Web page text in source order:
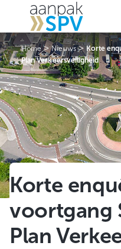
inhoud
Home>Nieuws> Korte
Plan Verkeersveiligheid
Korte
voortgang
Plan